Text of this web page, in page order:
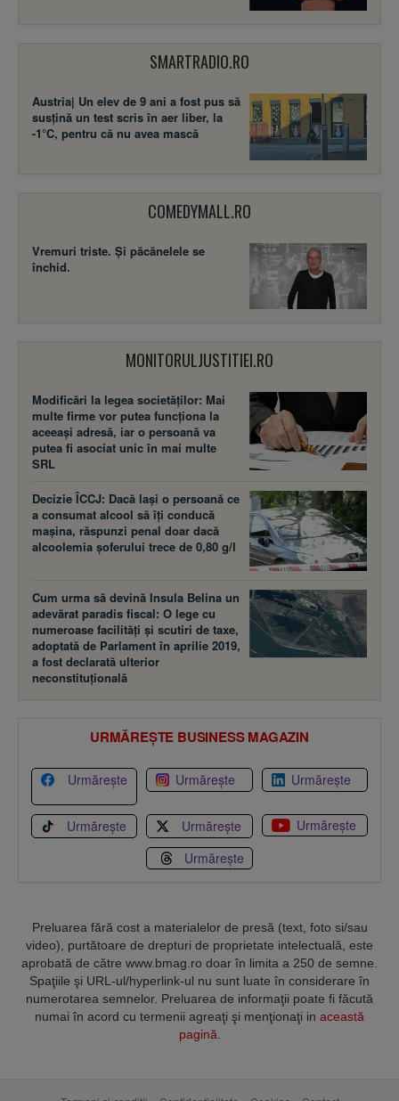
SMARTRADIO.RO
Austria| Un elev de 9 ani a fost pus să
susţină un test scris în aer liber, la
-1°C, pentru că nu avea mască
COMEDYMALL.RO
Vremuri triste. Şi păcănelele se
închid.
MONITORULJUSTITIEI.RO
Modificări la legea societăţilor: Mai
multe firme vor putea funcţiona la
aceeaşi adresă, iar o persoană va
putea fi asociat unic în mai multe
SRL
Decizie ÎCCJ: Dacă laşi o persoană ce
a consumat alcool să îţi conducă
maşina, răspunzi penal doar dacă
alcoolemia şoferului trece de 0,80 g/l
Cum urma să devină Insula Belina un
adevărat paradis fiscal: O lege cu
numeroase facilităţi şi scutiri de taxe,
adoptată de Parlament în aprilie 2019,
a fost declarată ulterior
neconstituţională
URMĂREȘTE BUSINESS MAGAZIN
Urmărește Urmărește Urmărește
Urmărește Urmărește
Urmărește
Urmărește
Preluarea fără cost a materialelor de presă (text, foto si/sau
video), purtătoare de drepturi de proprietate intelectuală, este
aprobată de către www.bmag.ro doar în limita a 250 de semne.
Spaţiile şi URL-ul/hyperlink-ul nu sunt luate în considerare în
numerotarea semnelor. Preluarea de informaţii poate fi făcută
numai în acord cu termenii agreaţi şi menţionaţi in această
pagină